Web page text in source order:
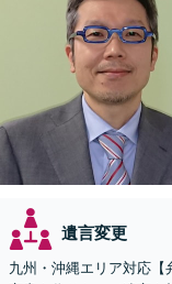
遺言変更
九州・沖縄エリア対応【